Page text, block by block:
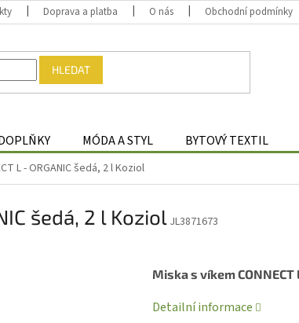
Doprava a platba O nás Obchodní podmínky
HLEDAT
MÓDA A STYL BYTOVÝ TEXTIL
L - ORGANIC šedá, 2 l Koziol
šedá, 2 l Koziol JL3871673
Miska s víkem CONNECT
Detailní informace